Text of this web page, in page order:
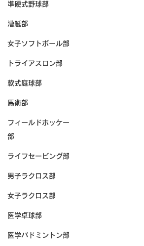
準硬式野球部
漕艇部
女子ソフトボール部
トライアスロン部
軟式庭球部
馬術部
フィールドホッケー
部
ライフセービング部
男子ラクロス部
女子ラクロス部
医学卓球部
医学バドミントン部